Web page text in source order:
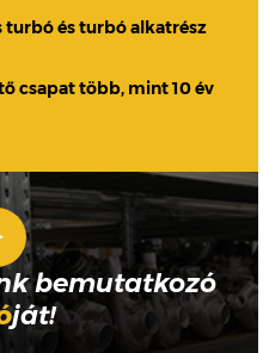
turbó és turbó alkatrész
csapat több, mint 10 év
bemutatkozó
ját!